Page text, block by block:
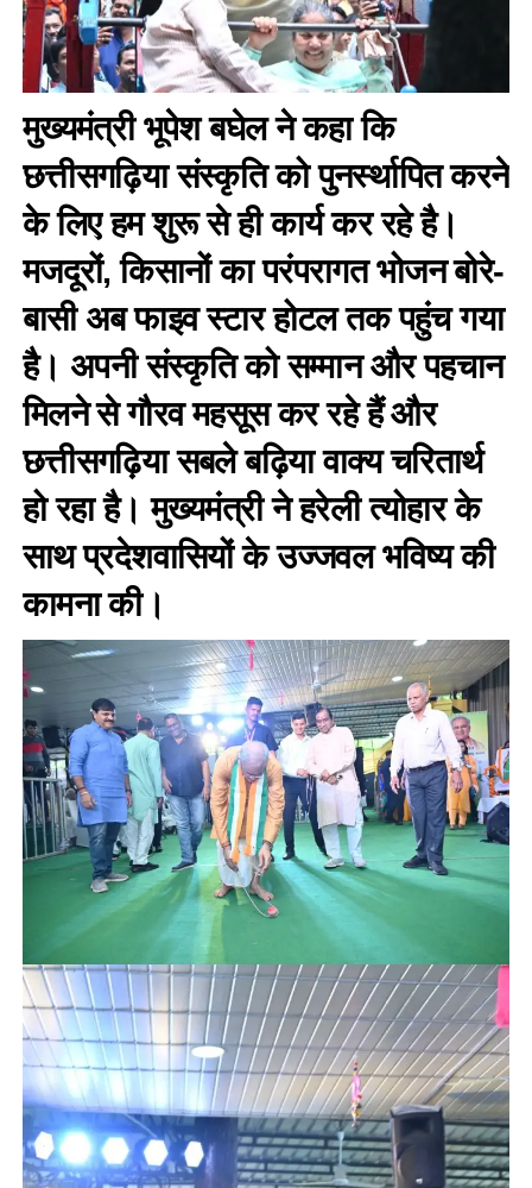
मुख्यमंत्री भूपेश बघेल ने कहा कि
छत्तीसगढ़िया संस्कृति को पुनर्स्थापित करने
के लिए हम शुरू से ही कार्य कर रहे है।
मजदूरों, किसानों का परंपरागत भोजन बोरे-
बासी अब फाइव स्टार होटल तक पहुंच गया
है। अपनी संस्कृति को सम्मान और पहचान
मिलने से गौरव महसूस कर रहे हैं और
छत्तीसगढ़िया सबले बढ़िया वाक्य चरितार्थ
हो रहा है। मुख्यमंत्री ने हरेली त्योहार के
साथ प्रदेशवासियों के उज्जवल भविष्य की
कामना की।